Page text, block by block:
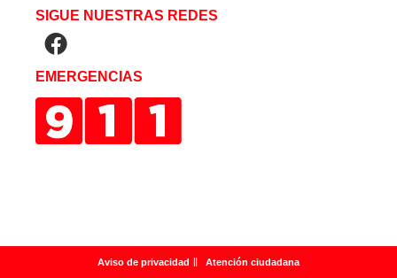
SIGUE NUESTRAS REDES
EMERGENCIAS
Aviso de privacidad Atención ciudadana